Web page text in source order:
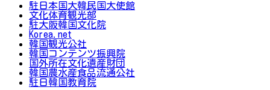
駐日本国大韓民国大使館
文化体育観光部
駐大阪韓国文化院
Korea.net
韓国観光公社
韓国コンテンツ振興院
国外所在文化遺産財団
韓国農水産食品流通公社
駐日韓国教育院